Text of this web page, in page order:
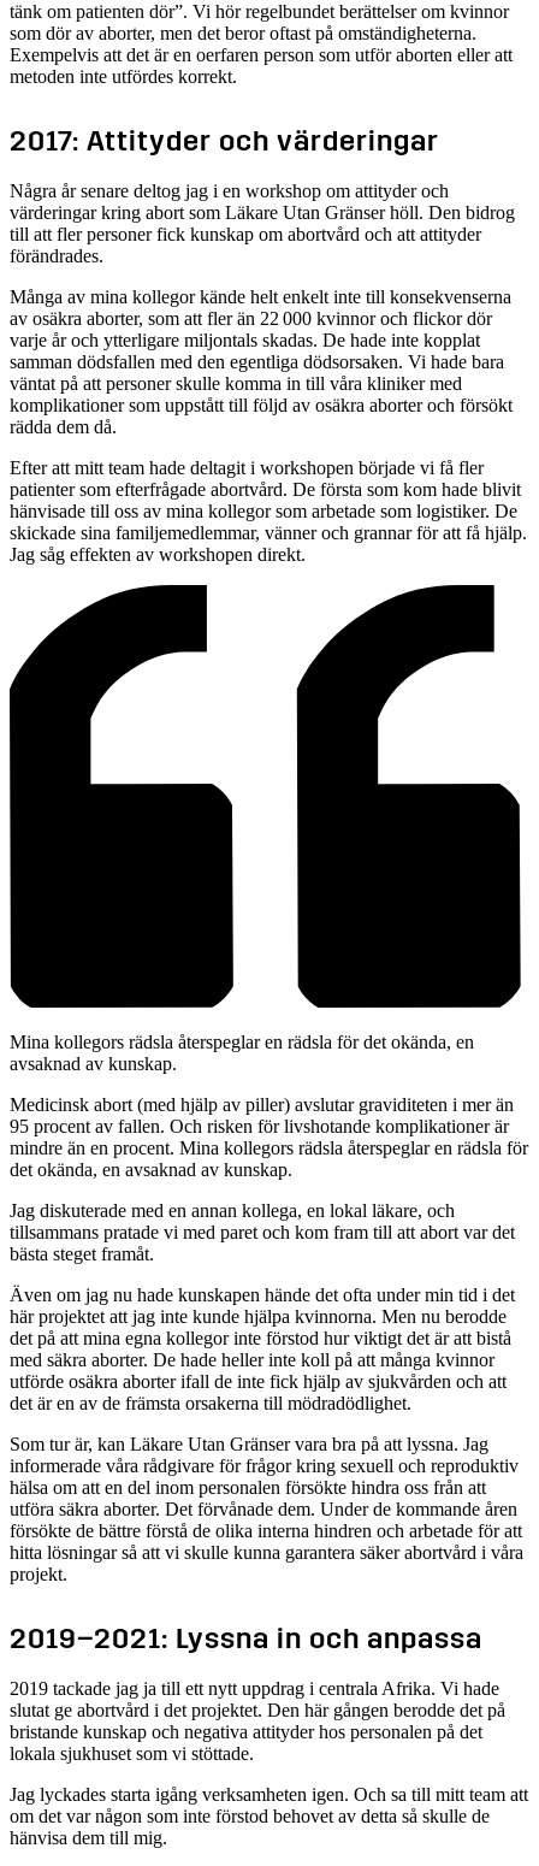
tänk om patienten dör”. Vi hör regelbundet berättelser om kvinnor
som dör av aborter, men det beror oftast på omständigheterna.
Exempelvis att det är en oerfaren person som utför aborten eller att
metoden inte utfördes korrekt.
2017: Attityder och värderingar
Några år senare deltog jag i en workshop om attityder och
värderingar kring abort som Läkare Utan Gränser höll. Den bidrog
till att fler personer fick kunskap om abortvård och att attityder
förändrades.
Många av mina kollegor kände helt enkelt inte till konsekvenserna
av osäkra aborter, som att fler än 22 000 kvinnor och flickor dör
varje år och ytterligare miljontals skadas. De hade inte kopplat
samman dödsfallen med den egentliga dödsorsaken. Vi hade bara
väntat på att personer skulle komma in till våra kliniker med
komplikationer som uppstått till följd av osäkra aborter och försökt
rädda dem då.
Efter att mitt team hade deltagit i workshopen började vi få fler
patienter som efterfrågade abortvård. De första som kom hade blivit
hänvisade till oss av mina kollegor som arbetade som logistiker. De
skickade sina familjemedlemmar, vänner och grannar för att få hjälp.
Jag såg effekten av workshopen direkt.
Mina kollegors rädsla återspeglar en rädsla för det okända, en
avsaknad av kunskap.
Medicinsk abort (med hjälp av piller) avslutar graviditeten i mer än
95 procent av fallen. Och risken för livshotande komplikationer är
mindre än en procent. Mina kollegors rädsla återspeglar en rädsla för
det okända, en avsaknad av kunskap.
Jag diskuterade med en annan kollega, en lokal läkare, och
tillsammans pratade vi med paret och kom fram till att abort var det
bästa steget framåt.
Även om jag nu hade kunskapen hände det ofta under min tid i det
här projektet att jag inte kunde hjälpa kvinnorna. Men nu berodde
det på att mina egna kollegor inte förstod hur viktigt det är att bistå
med säkra aborter. De hade heller inte koll på att många kvinnor
utförde osäkra aborter ifall de inte fick hjälp av sjukvården och att
det är en av de främsta orsakerna till mödradödlighet.
Som tur är, kan Läkare Utan Gränser vara bra på att lyssna. Jag
informerade våra rådgivare för frågor kring sexuell och reproduktiv
hälsa om att en del inom personalen försökte hindra oss från att
utföra säkra aborter. Det förvånade dem. Under de kommande åren
försökte de bättre förstå de olika interna hindren och arbetade för att
hitta lösningar så att vi skulle kunna garantera säker abortvård i våra
projekt.
2019–2021: Lyssna in och anpassa
2019 tackade jag ja till ett nytt uppdrag i centrala Afrika. Vi hade
slutat ge abortvård i det projektet. Den här gången berodde det på
bristande kunskap och negativa attityder hos personalen på det
lokala sjukhuset som vi stöttade.
Jag lyckades starta igång verksamheten igen. Och sa till mitt team att
om det var någon som inte förstod behovet av detta så skulle de
hänvisa dem till mig.